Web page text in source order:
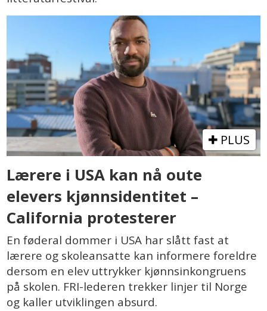
PLUS
Lærere i USA kan nå oute
elevers kjønnsidentitet –
California protesterer
En føderal dommer i USA har slått fast at
lærere og skoleansatte kan informere foreldre
dersom en elev uttrykker kjønnsinkongruens
på skolen. FRI-lederen trekker linjer til Norge
og kaller utviklingen absurd.